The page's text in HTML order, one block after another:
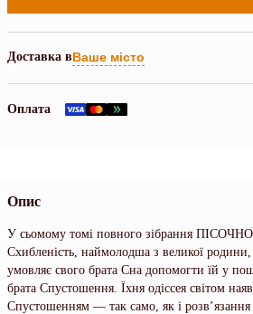
Доставка вВаше місто
Оплата
Опис
У сьомому томі повного зібрання
Схибленість, наймолодша з великої родини,
умовляє свого брата Сна допомогти їй у
брата Спустошення. Їхня одіссея світом
Спустошенням — так само, як і